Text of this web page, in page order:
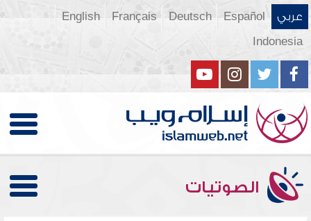
عربي Español
Deutsch
Français
English
Indonesia
الصوتيات